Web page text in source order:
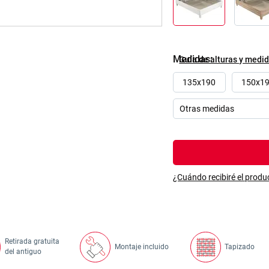
Guía de alturas y
Medidas
135x190
¿Cuándo recibiré el
Retirada gratuita
del antiguo
Montaje incluido Tapizado